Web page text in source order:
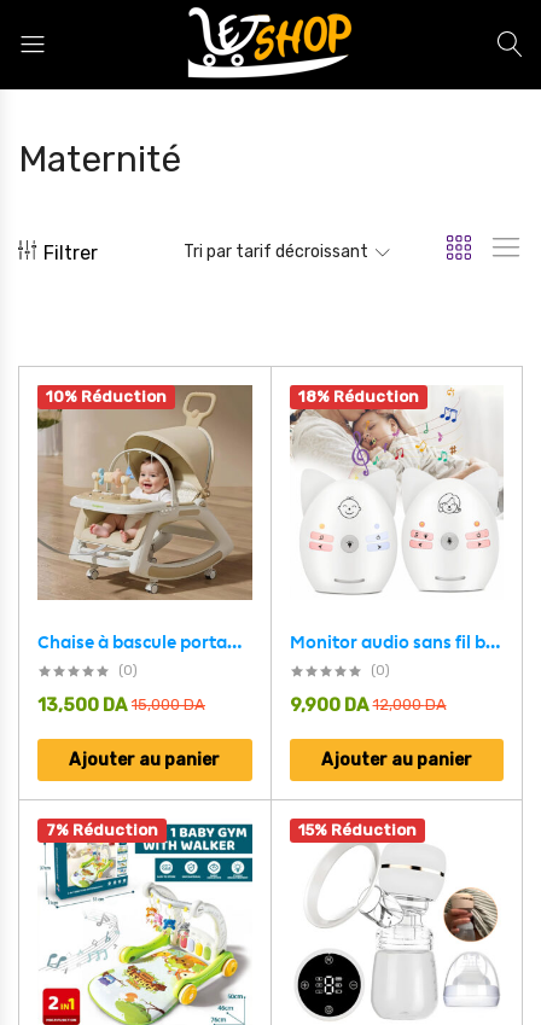
Maternité
Filtrer Tri par tarif décroissant
10% Réduction
Chaise à bascule portable pour enfants avec poignée parentale inclinaison multi-positions – كرسي أطفال بعدة وضعيات للجلوس
(0)
15,000DA
13,500 DA
Ajouter au panier
18% Réduction
Monitor audio sans fil bidirectionnel pour chambre d’enfants V30 – جهاز مراقبة نوم الطفل
(0)
12,000DA
9,900 DA
Ajouter au panier
7% Réduction 15% Réduction